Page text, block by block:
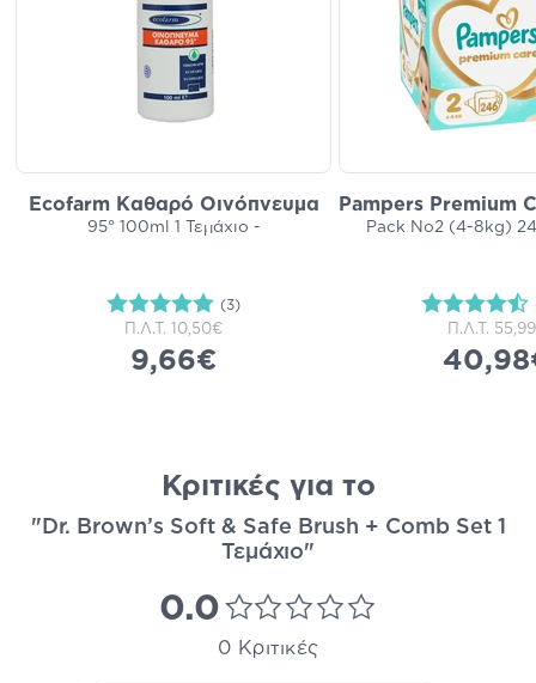
Ecofarm Καθαρό Οινόπνευμα
95° 100ml 1 Τεμάχιο -
(3)
Π.Λ.Τ. 10,50€
9,66€
Pampers Premium
Pack Νο2 (4-8kg)
Π.Λ.Τ.
Κριτικές για το
"Dr. Brown’s Soft & Safe Brush + Comb Set 1
Τεμάχιο"
0.0
0 Κριτικές